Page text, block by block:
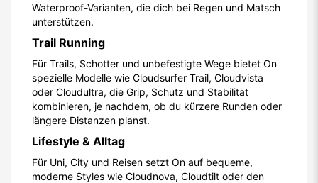
Waterproof-Varianten, die dich bei Regen und Matsch
unterstützen.
Trail Running
Für Trails, Schotter und unbefestigte Wege bietet On
spezielle Modelle wie Cloudsurfer Trail, Cloudvista
oder Cloudultra, die Grip, Schutz und Stabilität
kombinieren, je nachdem, ob du kürzere Runden oder
längere Distanzen planst.
Lifestyle & Alltag
Für Uni, City und Reisen setzt On auf bequeme,
moderne Styles wie Cloudnova, Cloudtilt oder den